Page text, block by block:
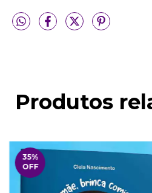
Produtos
35%
OFF